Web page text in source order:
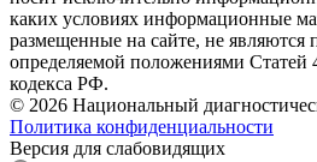
каких условиях информационные
размещенные на сайте, не являются
определяемой положениями Статей
кодекса РФ.
© 2026 Национальный
Политика конфиденциальности
Версия для слабовидящих